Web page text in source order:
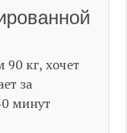
кг, хочет
за
минут